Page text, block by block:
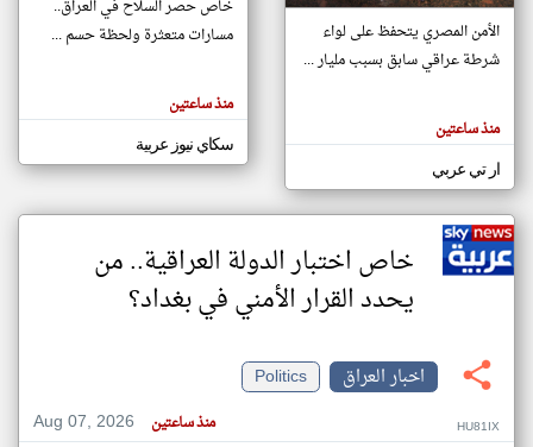
مصادر الأخبار من العراق
اخبار العراق على مدار الساعة
أهم اخبار العراق العاجلة والمباشرة
المقالات
الموجوده
هنا عن
وجهة
كاتبيها.
الأمن المصري يتحفظ على لواء
شرطة عراقي سابق بسبب مليار ...
منذ ساعتين
ار تي عربي
خاص حصر السلاح في العراق..
مسارات متعثرة ولحظة حسم ...
منذ ساعتين
سكاي نيوز عربية
خاص اختبار الدولة العراقية.. من
يحدد القرار الأمني في بغداد؟
اخبار العراق
Politics
Aug 07, 2026
منذ ساعتين HU81IX
klyoum.com